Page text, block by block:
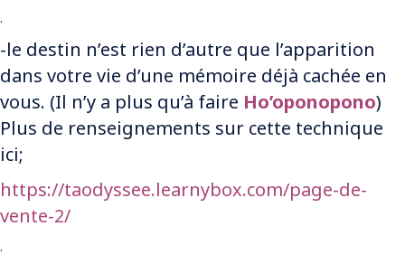
.
-le destin n’est rien d’autre que l’apparition
dans votre vie d’une mémoire déjà cachée en
vous. (Il n’y a plus qu’à faire Ho’oponopono)
Plus de renseignements sur cette technique
ici;
https://taodyssee.learnybox.com/page-de-
vente-2/
.